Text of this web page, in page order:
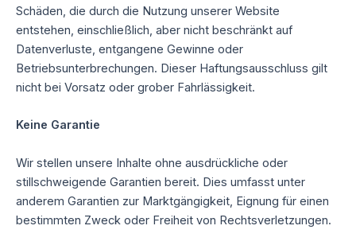
Schäden, die durch die Nutzung unserer Website
entstehen, einschließlich, aber nicht beschränkt auf
Datenverluste, entgangene Gewinne oder
Betriebsunterbrechungen. Dieser Haftungsausschluss gilt
nicht bei Vorsatz oder grober Fahrlässigkeit.
Keine Garantie
Wir stellen unsere Inhalte ohne ausdrückliche oder
stillschweigende Garantien bereit. Dies umfasst unter
anderem Garantien zur Marktgängigkeit, Eignung für einen
bestimmten Zweck oder Freiheit von Rechtsverletzungen.